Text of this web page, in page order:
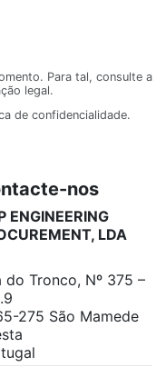
Para tal, consulte a
legal.
de confidencialidade.
nos
ENGINEERING
LDA
do Tronco, Nº 375 –
275 São Mamede